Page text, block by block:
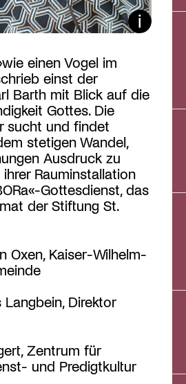
einen Vogel im
einst der
Barth mit Blick auf die
Gottes. Die
sucht und findet
stetigen Wandel,
Ausdruck zu
Rauminstallation
Gottesdienst, das
der Stiftung St.
Oxen, Kaiser-Wilhelm-
Direktor
Zentrum für
und Predigtkultur